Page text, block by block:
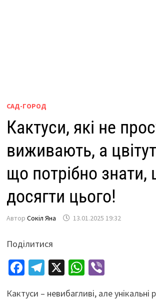
САД-ГОРОД
Кактуси, які не
виживають, а
що потрібно знати,
досягти цього!
Автор Сокіл Яна 13.01.2025 19:32
Поділитися
Fa Te X W Vi
Кактуси – невибагливі, але